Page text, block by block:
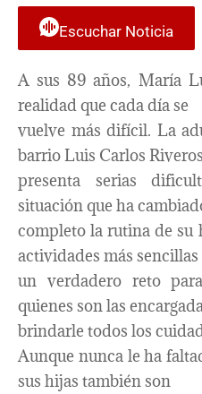
Escuchar Noticia
A sus 89 años, María
realidad que cada día se
vuelve más difícil. La
barrio Luis Carlos
presenta serias
situación que ha
completo la rutina de su
actividades más sencillas
un verdadero reto
quienes son las
brindarle todos los
Aunque nunca le ha
sus hijas también son